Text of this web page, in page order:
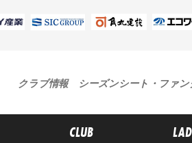
クラブ情報 シーズンシート・ファン
CLUB